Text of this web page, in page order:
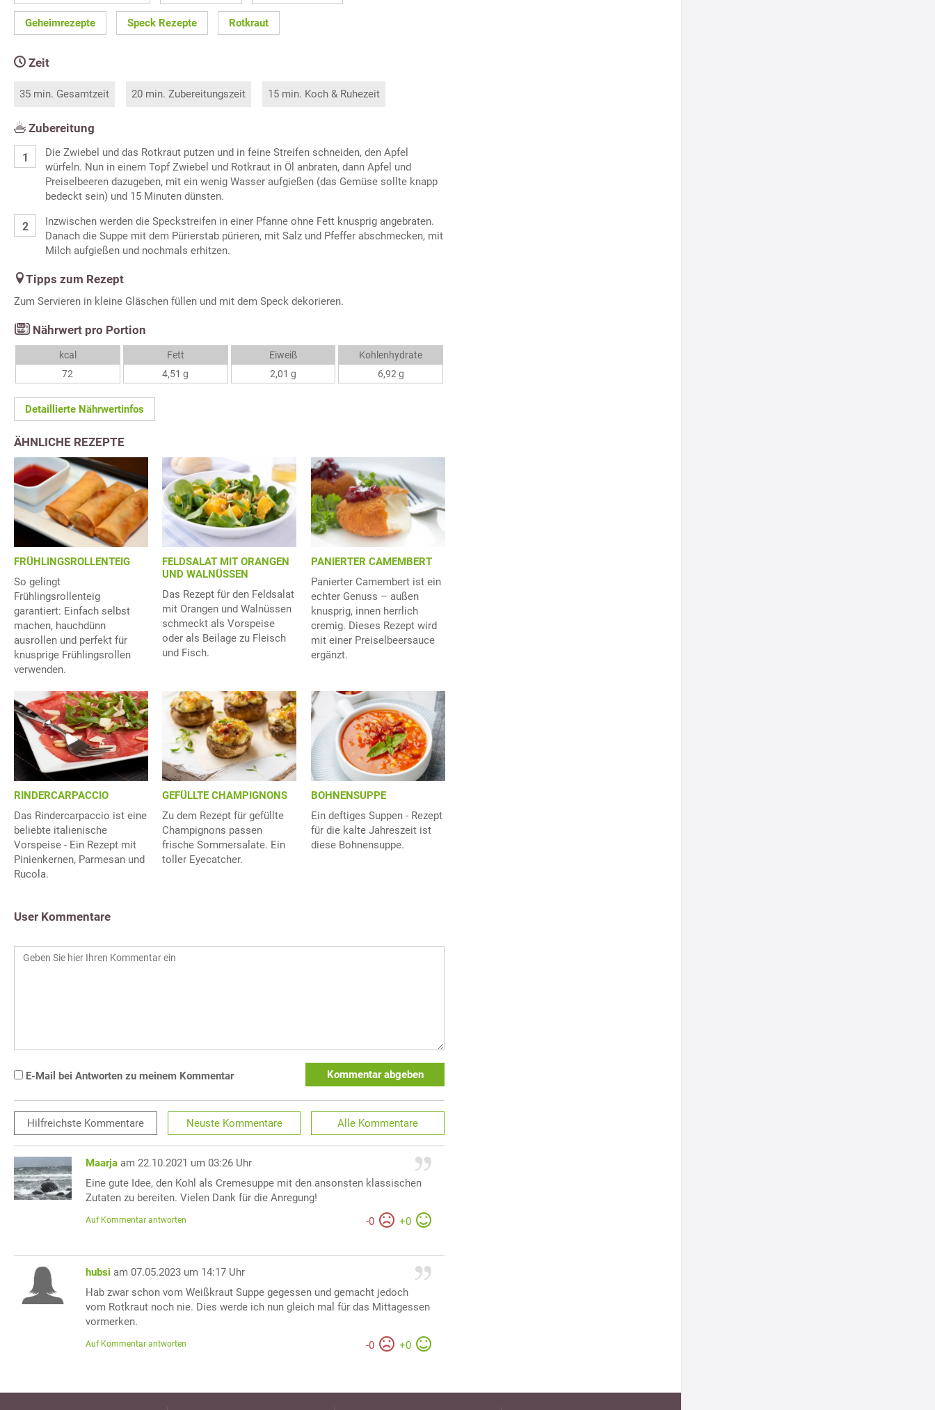
Geheimrezepte Speck Rezepte Rotkraut
Zeit
35 min. Gesamtzeit 20 min. Zubereitungszeit 15 min. Koch & Ruhezeit
Zubereitung
Die Zwiebel und das Rotkraut putzen und in feine Streifen schneiden, den Apfel
würfeln. Nun in einem Topf Zwiebel und Rotkraut in Öl anbraten, dann Apfel und
Preiselbeeren dazugeben, mit ein wenig Wasser aufgießen (das Gemüse sollte knapp
bedeckt sein) und 15 Minuten dünsten.
Inzwischen werden die Speckstreifen in einer Pfanne ohne Fett knusprig angebraten.
Danach die Suppe mit dem Pürierstab pürieren, mit Salz und Pfeffer abschmecken, mit
Milch aufgießen und nochmals erhitzen.
Tipps zum Rezept
Zum Servieren in kleine Gläschen füllen und mit dem Speck dekorieren.
Nährwert pro Portion
kcal
72
Fett
4,51 g
Eiweiß
2,01 g
Kohlenhydrate
6,92 g
Detaillierte Nährwertinfos
ÄHNLICHE REZEPTE
FRÜHLINGSROLLENTEIG
So gelingt
Frühlingsrollenteig
garantiert: Einfach selbst
machen, hauchdünn
ausrollen und perfekt für
knusprige Frühlingsrollen
verwenden.
FELDSALAT MIT ORANGEN
UND WALNÜSSEN
Das Rezept für den Feldsalat
mit Orangen und Walnüssen
schmeckt als Vorspeise
oder als Beilage zu Fleisch
und Fisch.
PANIERTER CAMEMBERT
Panierter Camembert ist ein
echter Genuss – außen
knusprig, innen herrlich
cremig. Dieses Rezept wird
mit einer Preiselbeersauce
ergänzt.
RINDERCARPACCIO
Das Rindercarpaccio ist eine
beliebte italienische
Vorspeise - Ein Rezept mit
Pinienkernen, Parmesan und
Rucola.
GEFÜLLTE CHAMPIGNONS
Zu dem Rezept für gefüllte
Champignons passen
frische Sommersalate. Ein
toller Eyecatcher.
BOHNENSUPPE
Ein deftiges Suppen - Rezept
für die kalte Jahreszeit ist
diese Bohnensuppe.
User Kommentare
E-Mail bei Antworten zu meinem Kommentar Kommentar abgeben
Hilfreichste Kommentare Neuste Kommentare Alle Kommentare
Maarja am 22.10.2021 um 03:26 Uhr
Eine gute Idee, den Kohl als Cremesuppe mit den ansonsten klassischen
Zutaten zu bereiten. Vielen Dank für die Anregung!
-0 +0
Auf Kommentar antworten
hubsi am 07.05.2023 um 14:17 Uhr
Hab zwar schon vom Weißkraut Suppe gegessen und gemacht jedoch
vom Rotkraut noch nie. Dies werde ich nun gleich mal für das Mittagessen
vormerken.
-0 +0
Auf Kommentar antworten